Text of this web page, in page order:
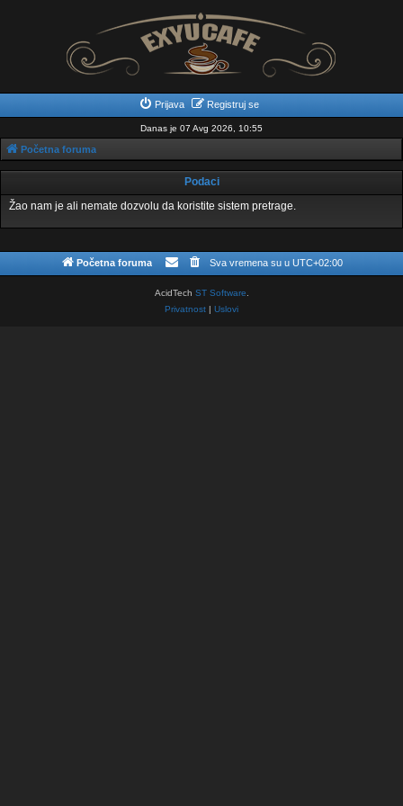
Prijava Registruj se
Danas je 07 Avg 2026, 10:55
Početna foruma
Podaci
Žao nam je ali nemate dozvolu da koristite sistem pretrage.
Početna foruma Sva vremena su u UTC+02:00
AcidTech ST Software
Privatnost | Uslovi